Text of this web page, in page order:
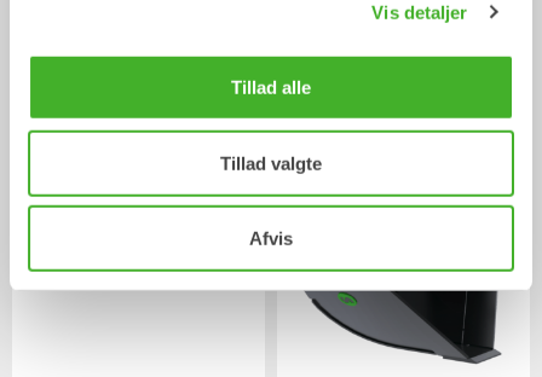
Vis detaljer
Tillad alle
Tillad valgte
Afvis
Skovl
Planeringsskovle
Skovl 0-40Ton